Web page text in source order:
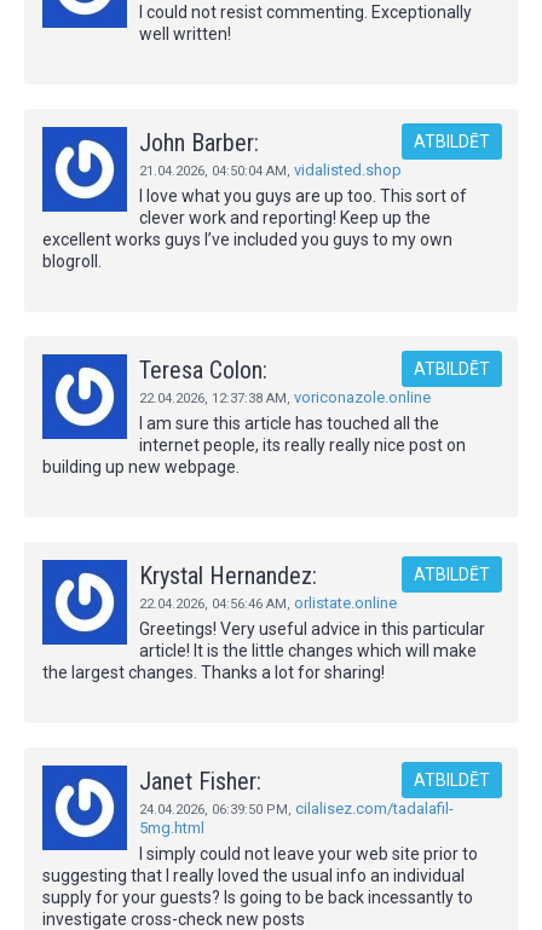
I could not resist commenting. Exceptionally
well written!
John Barber:
21.04.2026, 04:50:04 AM, vidalisted.shop
ATBILDĒT
I love what you guys are up too. This sort of
clever work and reporting! Keep up the
excellent works guys I’ve included you guys to my own
blogroll.
Teresa Colon:
22.04.2026, 12:37:38 AM, voriconazole.online
ATBILDĒT
I am sure this article has touched all the
internet people, its really really nice post on
building up new webpage.
Krystal Hernandez:
22.04.2026, 04:56:46 AM, orlistate.online
ATBILDĒT
Greetings! Very useful advice in this particular
article! It is the little changes which will make
the largest changes. Thanks a lot for sharing!
Janet Fisher:
24.04.2026, 06:39:50 PM, cilalisez.com/tadalafil-
5mg.html
ATBILDĒT
I simply could not leave your web site prior to
suggesting that I really loved the usual info an individual
supply for your guests? Is going to be back incessantly to
investigate cross-check new posts